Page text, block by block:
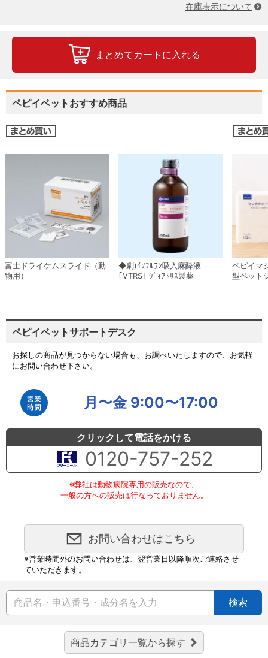
在庫表示について
まとめてカートに入れる
ペピイベットおすすめ商品
富士ドライケムスライド（動
物用）
◆劇)ｲｿﾌﾙﾗﾝ吸入麻酔液
｢VTRS｣ ｳﾞｨｱﾄﾘｽ製薬
ペピイマ
型ペット
ペピイベットサポートデスク
お探しの商品が見つからない場合も、お調べいたしますので、お気軽
にお問い合わせ下さい。
月〜金 9:00〜17:00
クリックして電話をかける
0120-757-252
※弊社は動物病院専用の販売なので、
一般の方への販売は行なっておりません。
お問い合わせはこちら
※営業時間外のお問い合わせは、翌営業日以降順次ご連絡させ
ていただきます。
検索
商品カテゴリ一覧から探す